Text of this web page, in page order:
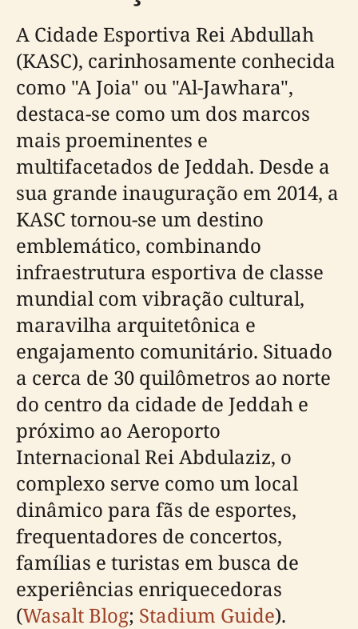
A Cidade Esportiva Rei Abdullah
(KASC), carinhosamente conhecida
como "A Joia" ou "Al-Jawhara",
destaca-se como um dos marcos
mais proeminentes e
multifacetados de Jeddah. Desde a
sua grande inauguração em 2014, a
KASC tornou-se um destino
emblemático, combinando
infraestrutura esportiva de classe
mundial com vibração cultural,
maravilha arquitetônica e
engajamento comunitário. Situado
a cerca de 30 quilômetros ao norte
do centro da cidade de Jeddah e
próximo ao Aeroporto
Internacional Rei Abdulaziz, o
complexo serve como um local
dinâmico para fãs de esportes,
frequentadores de concertos,
famílias e turistas em busca de
experiências enriquecedoras
(Wasalt Blog; Stadium Guide).